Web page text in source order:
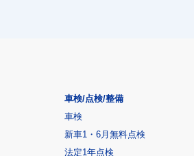
車検/点検/整備
車検
新車1・6月無料点検
法定1年点検